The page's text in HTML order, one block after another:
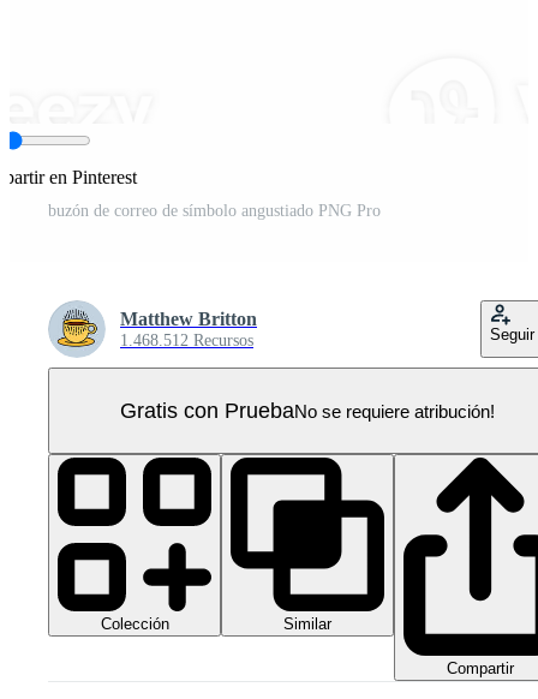
en Pinterest
buzón de correo de símbolo angustiado PNG Pro
Matthew Britton
1.468.512 Recursos Seguir
Gratis con PruebaNo se requiere atribución!
Colección Similar
Compartir